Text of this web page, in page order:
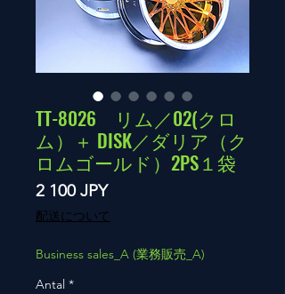
TT-8026 リム／02(クロ
ム）＋ DISK／ダリア（ク
ロムゴールド）2PS１袋
2 100 JPYPris
配送について
Business sales_A (業務販売_A)
Antal *